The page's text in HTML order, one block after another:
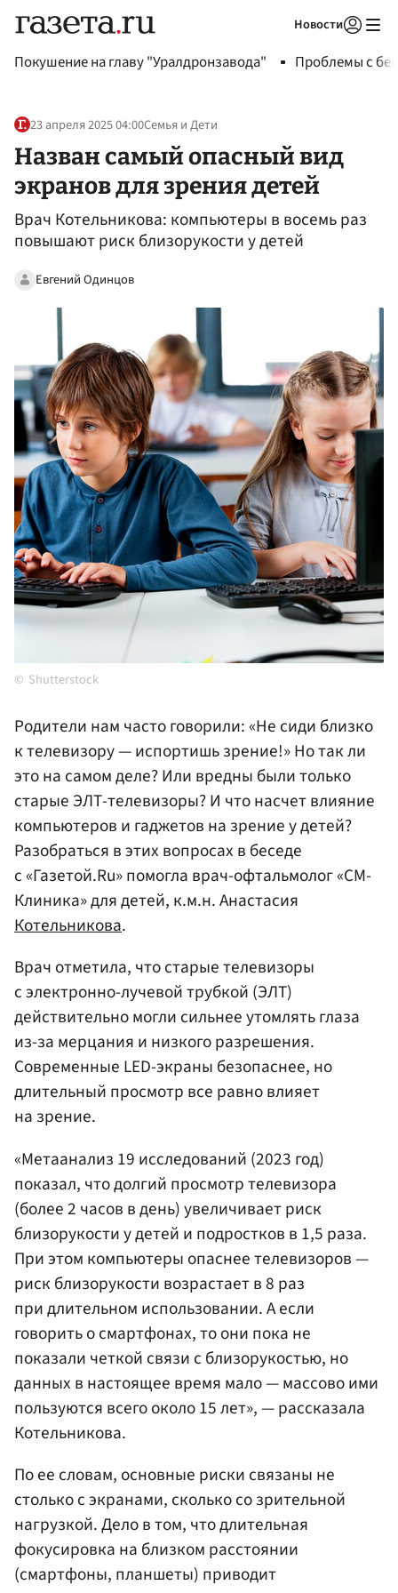
Новости
Покушение на главу "Уралдронзавода" Проблемы с
23 апреля 2025 04:00Семья и Дети
Назван самый опасный вид
экранов для зрения детей
Врач Котельникова: компьютеры в восемь раз
повышают риск близорукости у детей
Евгений Одинцов
Shutterstock
Родители нам часто говорили: «Не сиди близко
к телевизору — испортишь зрение!» Но так ли
это на самом деле? Или вредны были только
старые ЭЛТ-телевизоры? И что насчет влияние
компьютеров и гаджетов на зрение у детей?
Разобраться в этих вопросах в беседе
с «Газетой.Ru» помогла врач-офтальмолог «СМ-
Клиника» для детей, к.м.н. Анастасия
Котельникова.
Врач отметила, что старые телевизоры
с электронно-лучевой трубкой (ЭЛТ)
действительно могли сильнее утомлять глаза
из-за мерцания и низкого разрешения.
Современные LED-экраны безопаснее, но
длительный просмотр все равно влияет
на зрение.
«Метаанализ 19 исследований (2023 год)
показал, что долгий просмотр телевизора
(более 2 часов в день) увеличивает риск
близорукости у детей и подростков в 1,5 раза.
При этом компьютеры опаснее телевизоров —
риск близорукости возрастает в 8 раз
при длительном использовании. А если
говорить о смартфонах, то они пока не
показали четкой связи с близорукостью, но
данных в настоящее время мало — массово ими
пользуются всего около 15 лет», — рассказала
Котельникова.
По ее словам, основные риски связаны не
столько с экранами, сколько со зрительной
нагрузкой. Дело в том, что длительная
фокусировка на близком расстоянии
(смартфоны, планшеты) приводит